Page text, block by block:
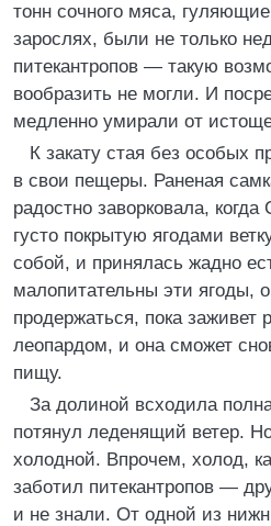
тонн сочного мяса,
зарослях, были не только
питекантропов — такую
вообразить не могли. И
медленно умирали от
К закату стая без особых
в свои пещеры. Раненая
радостно заворковала,
густо покрытую ягодами
собой, и принялась жадно
малопитательны эти ягоды,
продержаться, пока заживет
леопардом, и она сможет
пищу.
За долиной всходила
потянул леденящий ветер.
холодной. Впрочем, холод,
заботил питекантропов —
и не знали. От одной из